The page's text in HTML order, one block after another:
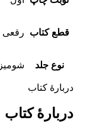
قطع کتاب رقعی
نوع جلد شومیز
دربارهٔ کتاب
دربارهٔ کتاب